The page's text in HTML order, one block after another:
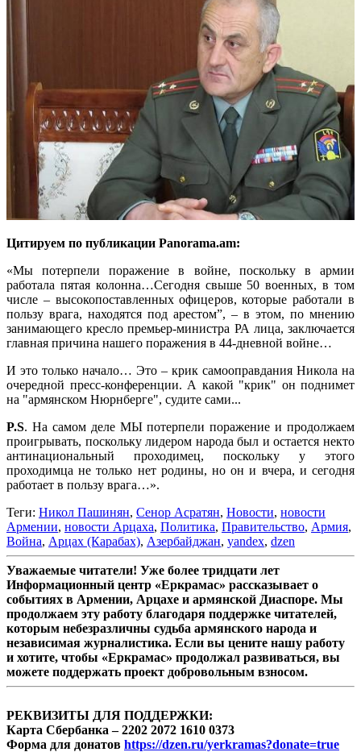
Цитируем по публикации Panorama.am:
«Мы потерпели поражение в войне, поскольку в армии
работала пятая колонна…Сегодня свыше 50 военных, в том
числе – высокопоставленных офицеров, которые работали в
пользу врага, находятся под арестом”, – в этом, по мнению
занимающего кресло премьер-министра РА лица, заключается
главная причина нашего поражения в 44-дневной войне…
И это только начало… Это – крик самооправдания Никола на
очередной пресс-конференции. А какой "крик" он поднимет
на "армянском Нюрнберге", судите сами...
P.S. На самом деле МЫ потерпели поражение и продолжаем
проигрывать, поскольку лидером народа был и остается некто
антинациональный проходимец, поскольку у этого
проходимца не только нет родины, но он и вчера, и сегодня
работает в пользу врага…».
Теги: Никол Пашинян, Сенор Асратян, Новости, новости
Армении, новости Арцаха, Политика, Правительство, Армия,
Война, Арцах (Карабах), Азербайджан, yandex, dzen
Уважаемые читатели! Уже более тридцати лет
Информационный центр «Еркрамас» рассказывает о
событиях в Армении, Арцахе и армянской Диаспоре. Мы
продолжаем эту работу благодаря поддержке читателей,
которым небезразличны судьба армянского народа и
независимая журналистика. Если вы цените нашу работу
и хотите, чтобы «Еркрамас» продолжал развиваться, вы
можете поддержать проект добровольным взносом.
РЕКВИЗИТЫ ДЛЯ ПОДДЕРЖКИ:
Карта Сбербанка – 2202 2072 1610 0373
Форма для донатов https://dzen.ru/yerkramas?donate=true